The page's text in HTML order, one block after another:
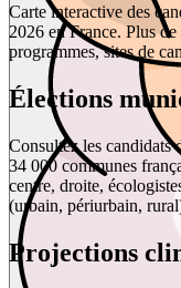
Carte interactive des
2026 en France. Plus
programmes, sites de
Élections
Consultez les candidats
34 000 communes
centre, droite,
(urbain, périurbain,
Projections